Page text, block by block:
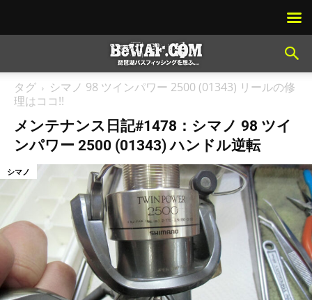
タグ
シマノ 98 ツインパワー 2500 (01343) リールの修
理はココ!!
メンテナンス日記#1478：シマノ 98 ツイ
ンパワー 2500 (01343) ハンドル逆転
シマノ